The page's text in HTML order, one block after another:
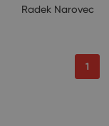
Radek Narovec
1